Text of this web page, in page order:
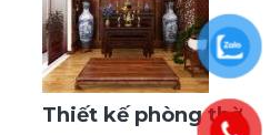
Thiết kế phòng thờ